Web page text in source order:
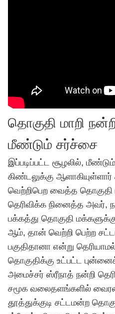
தொகுதி மாறி
மீண்டும் சர்ச்சை
இப்படிப்பட்ட சூழலில்,
கிண்டலுக்கு
வெற்றிபெற வைத்த தொகுதி
தெரிவிக்க நினைத்த அவர்,
பக்கத்து தொகுதி
ஆம், தான் வெற்றி பெற்ற
பகுதிதானா என்று
தொகுதிக்கு உட்பட்ட
அமைச்சர் ஸ்ரீநாத் நன்றி
சமூக வலைதளங்களில்
தூத்துக்குடி சட்டமன்ற